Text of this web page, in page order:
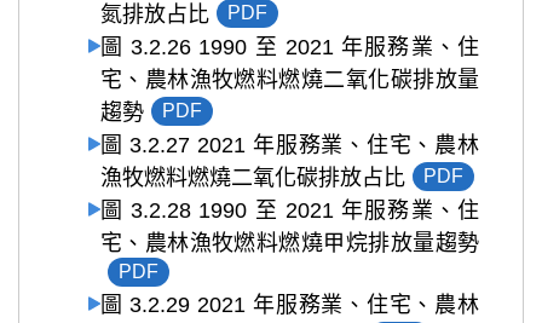
氮排放占比
PDF
圖 3.2.26 1990 至 2021 年服務業、住
宅、農林漁牧燃料燃燒二氧化碳排放量
趨勢
PDF
圖 3.2.27 2021 年服務業、住宅、農林
漁牧燃料燃燒二氧化碳排放占比
PDF
圖 3.2.28 1990 至 2021 年服務業、住
宅、農林漁牧燃料燃燒甲烷排放量趨勢
PDF
圖 3.2.29 2021 年服務業、住宅、農林